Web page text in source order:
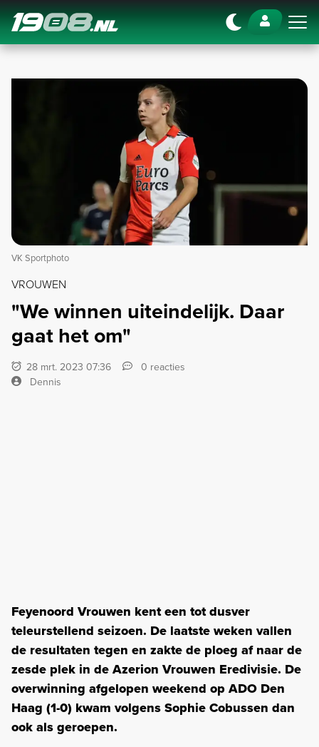
Navigation
VK Sportphoto
VROUWEN
"We winnen uiteindelijk. Daar
gaat het om"
28 mrt. 2023 07:36
0 reacties
Dennis
Feyenoord Vrouwen kent een tot dusver
teleurstellend seizoen. De laatste weken vallen
de resultaten tegen en zakte de ploeg af naar de
zesde plek in de Azerion Vrouwen Eredivisie. De
overwinning afgelopen weekend op ADO Den
Haag (1-0) kwam volgens Sophie Cobussen dan
ook als geroepen.